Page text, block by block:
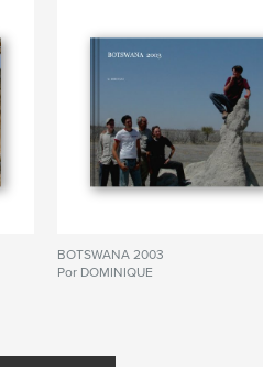
BOTSWANA 2003
Por DOMINIQUE